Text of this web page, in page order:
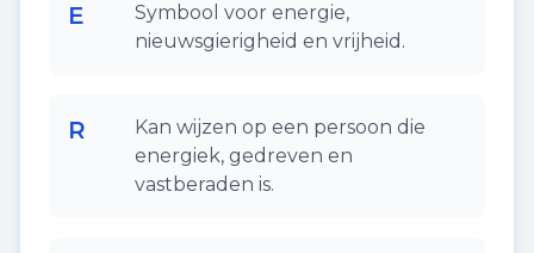
E
Symbool voor energie,
nieuwsgierigheid en vrijheid.
R
Kan wijzen op een persoon die
energiek, gedreven en
vastberaden is.